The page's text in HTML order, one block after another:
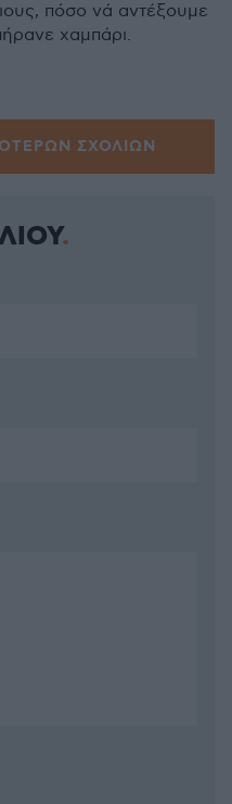
πόσο νά αντέξουμε
χαμπάρι.
ΣΧΟΛΙΩΝ